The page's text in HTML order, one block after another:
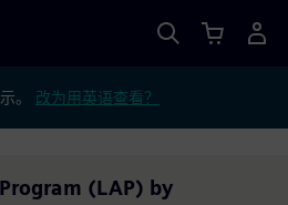
。 改为用英语查看？
(LAP) by